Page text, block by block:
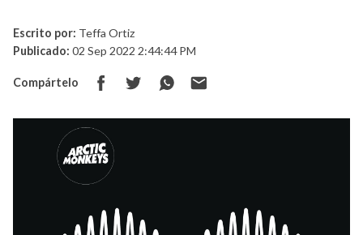
Escrito por: Teffa Ortiz
Publicado: 02 Sep 2022 2:44:44 PM
Compártelo